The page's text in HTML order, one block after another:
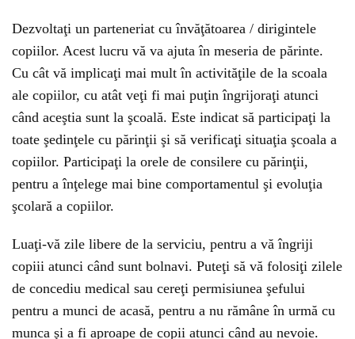
Dezvoltaţi un parteneriat cu învăţătoarea / dirigintele
copiilor. Acest lucru vă va ajuta în meseria de părinte.
Cu cât vă implicaţi mai mult în activităţile de la scoala
ale copiilor, cu atât veţi fi mai puţin îngrijoraţi atunci
când aceştia sunt la şcoală. Este indicat să participaţi la
toate şedinţele cu părinţii şi să verificaţi situaţia şcoala a
copiilor. Participaţi la orele de consilere cu părinţii,
pentru a înţelege mai bine comportamentul şi evoluţia
şcolară a copiilor.
Luaţi-vă zile libere de la serviciu, pentru a vă îngriji
copiii atunci când sunt bolnavi. Puteţi să vă folosiţi zilele
de concediu medical sau cereţi permisiunea şefului
pentru a munci de acasă, pentru a nu rămâne în urmă cu
munca şi a fi aproape de copii atunci când au nevoie.